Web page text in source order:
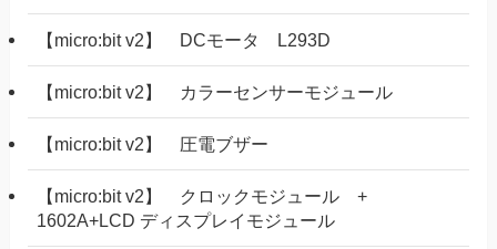
【micro:bit v2】 DCモータ L293D
【micro:bit v2】 カラーセンサーモジュール
【micro:bit v2】 圧電ブザー
【micro:bit v2】 クロックモジュール +
1602A+LCD ディスプレイモジュール